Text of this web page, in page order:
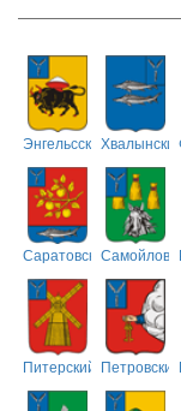
Энгельсский
Саратовский
Питерский Петровский